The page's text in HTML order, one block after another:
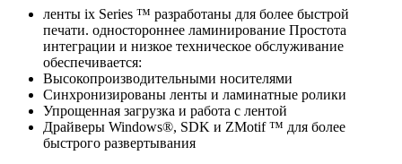
ленты ix Series ™ разработаны для более быстрой
печати. одностороннее ламинирование Простота
интеграции и низкое техническое обслуживание
обеспечивается:
Высокопроизводительными носителями
Синхронизированы ленты и ламинатные ролики
Упрощенная загрузка и работа с лентой
Драйверы Windows®, SDK и ZMotif ™ для более
быстрого развертывания